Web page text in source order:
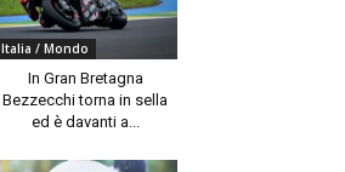
Italia / Mondo
In Gran Bretagna
Bezzecchi torna in sella
ed è davanti a...